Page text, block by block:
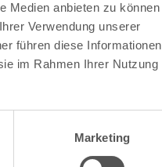
Medien anbieten zu können
Verwendung unserer
führen diese Informationen
im Rahmen Ihrer Nutzung
Marketing